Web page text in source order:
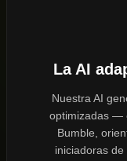
La AI
Nuestra AI
optimizadas —
Bumble,
iniciadoras de